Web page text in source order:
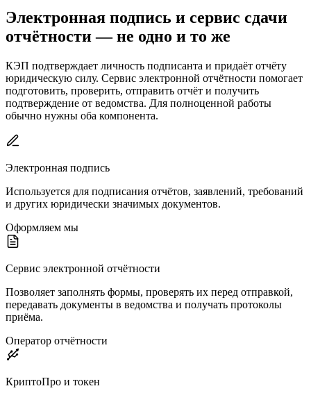
Электронная подпись и сервис сдачи
отчётности — не одно и то же
КЭП подтверждает личность подписанта и придаёт отчёту
юридическую силу. Сервис электронной отчётности помогает
подготовить, проверить, отправить отчёт и получить
подтверждение от ведомства. Для полноценной работы
обычно нужны оба компонента.
Электронная подпись
Используется для подписания отчётов, заявлений, требований
и других юридически значимых документов.
Оформляем мы
Сервис электронной отчётности
Позволяет заполнять формы, проверять их перед отправкой,
передавать документы в ведомства и получать протоколы
приёма.
Оператор отчётности
КриптоПро и токен